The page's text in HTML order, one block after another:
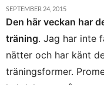
SEPTEMBER 24, 2015
Den här veckan har
träning. Jag har inte
nätter och har känt
träningsformer.